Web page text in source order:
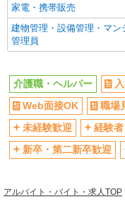
キープ
職業紹介
無理
ホー
時
ン代含
横
シニア（60代～）活躍中
週払い
10時～勤務OK
禁煙・分煙
転勤なし
交通費支給
社割・特典あり
同じ職種から求人を探す
家電・携帯販売
建物管理・設備管理・マン
管理員
介護職・ヘルパー
Web面接OK
職場
未経験歓迎
経験
新卒・第二新卒歓迎
アルバイト・バイト・求人TOP